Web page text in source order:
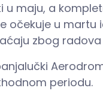
maju, a
očekuje u
zbog
periodu.